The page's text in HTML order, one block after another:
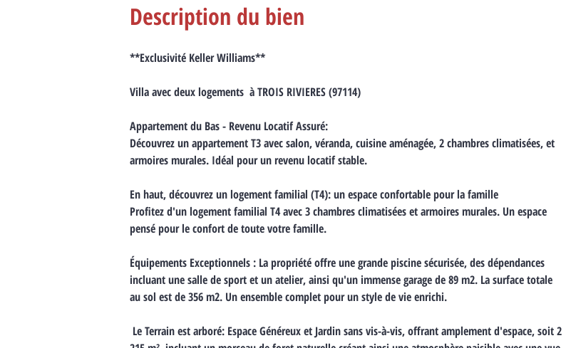
Description du bien
**Exclusivité Keller Williams**
Villa avec deux logements  à TROIS RIVIERES (97114)
Appartement du Bas - Revenu Locatif Assuré:
Découvrez un appartement T3 avec salon, véranda, cuisine aménagée, 2 chambres climatisées, et
armoires murales. Idéal pour un revenu locatif stable.
En haut, découvrez un logement familial (T4): un espace confortable pour la famille
Profitez d'un logement familial T4 avec 3 chambres climatisées et armoires murales. Un espace
pensé pour le confort de toute votre famille.
Équipements Exceptionnels : La propriété offre une grande piscine sécurisée, des dépendances
incluant une salle de sport et un atelier, ainsi qu'un immense garage de 89 m2. La surface totale
au sol est de 356 m2. Un ensemble complet pour un style de vie enrichi.